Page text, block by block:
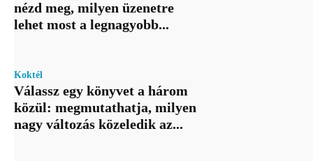
nézd meg, milyen üzenetre
lehet most a legnagyobb...
Koktél
Válassz egy könyvet a három
közül: megmutathatja, milyen
nagy változás közeledik az...